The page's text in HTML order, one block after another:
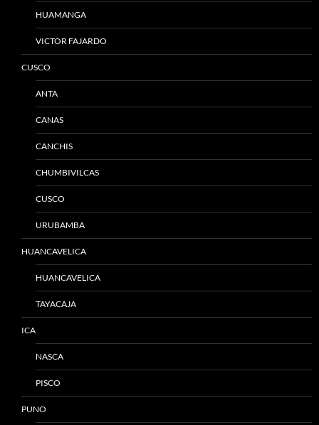
HUAMANGA
VICTOR FAJARDO
CUSCO
ANTA
CANAS
CANCHIS
CHUMBIVILCAS
CUSCO
URUBAMBA
HUANCAVELICA
HUANCAVELICA
TAYACAJA
ICA
NASCA
PISCO
PUNO